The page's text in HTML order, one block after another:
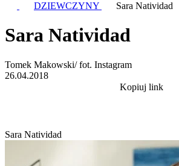
DZIEWCZYNY Sara Natividad
Sara Natividad
Tomek Makowski/ fot. Instagram
26.04.2018
Kopiuj link
Sara Natividad